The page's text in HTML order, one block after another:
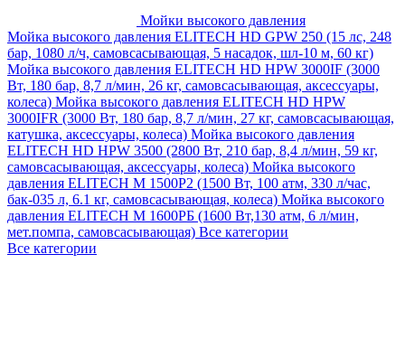
Мойки высокого давления
Мойка высокого давления ELITECH HD GPW 250 (15 лс, 248
бар, 1080 л/ч, самовсасывающая, 5 насадок, шл-10 м, 60 кг)
Мойка высокого давления ELITECH HD HPW 3000IF (3000
Вт, 180 бар, 8,7 л/мин, 26 кг, самовсасывающая, аксессуары,
колеса) Мойка высокого давления ELITECH HD HPW
3000IFR (3000 Вт, 180 бар, 8,7 л/мин, 27 кг, самовсасывающая,
катушка, аксессуары, колеса) Мойка высокого давления
ELITECH HD HPW 3500 (2800 Вт, 210 бар, 8,4 л/мин, 59 кг,
самовсасывающая, аксессуары, колеса) Мойка высокого
давления ELITECH M 1500P2 (1500 Вт, 100 атм, 330 л/час,
бак-035 л, 6.1 кг, самовсасывающая, колеса) Мойка высокого
давления ELITECH М 1600РБ (1600 Вт,130 атм, 6 л/мин,
мет.помпа, самовсасывающая) Все категории
Все категории